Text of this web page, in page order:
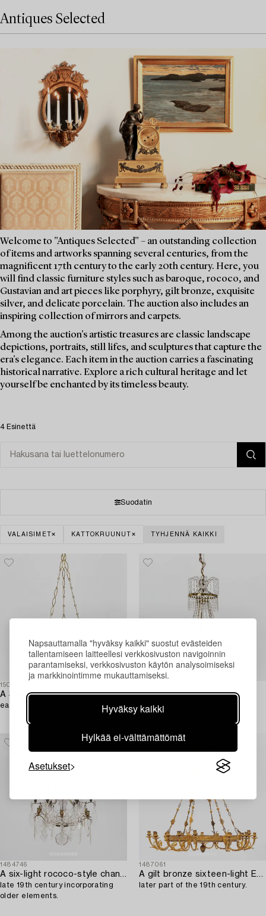
Napsauttamalla "hyväksy kaikki" suostut evästeiden
tallentamiseen laitteellesi verkkosivuston navigoinnin
parantamiseksi, verkkosivuston käytön analysoimiseksi
ja markkinointimme mukauttamiseksi.
Hyväksy kaikki
Hylkää ei-välttämättömät
Asetukset
Antiques Selected
Welcome to "Antiques Selected" – an outstanding collection
of items and artworks spanning several centuries, from the
magnificent 17th century to the early 20th century. Here, you
will find classic furniture styles such as baroque, rococo, and
Gustavian and art pieces like porphyry, gilt bronze, exquisite
silver, and delicate porcelain. The auction also includes an
inspiring collection of mirrors and carpets.
Among the auction's artistic treasures are classic landscape
depictions, portraits, still lifes, and sculptures that capture the
era's elegance. Each item in the auction carries a fascinating
historical narrative. Explore a rich cultural heritage and let
yourself be enchanted by its timeless beauty.
4 Esinettä
Suodatin
VALAISIMET KATTOKRUUNUT TYHJENNÄ KAIKKI
1504032
A Swedish Empire three-light gilt brass and tole hanging-light,
early 19th century.
Empire
A Swedish gilt-brass Empire six-
1484746
late 19th century incorporating
older elements.
1487061
later part of the 19th century.